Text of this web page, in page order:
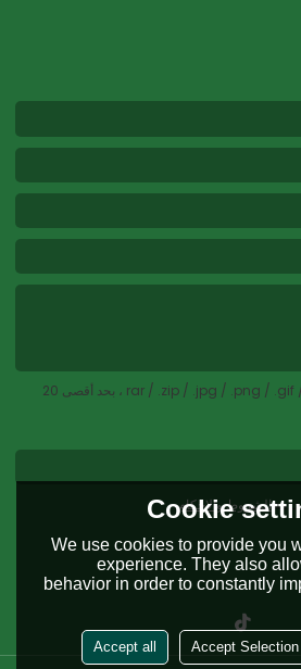
يدعم فقط .rar / .zip / .jpg / .png / .gif / .doc / .xls / .pdf ، بحد أقصى 20
الشروط والاحكام
Cookie
We use cookies to provide you
experience. They also
behavior in order to constantly
Accept Selection
Accept all